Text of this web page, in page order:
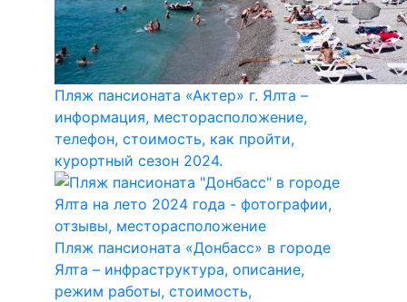
Пляж пансионата «Актер» г. Ялта –
информация, месторасположение,
телефон, стоимость, как пройти,
курортный сезон 2024.
Пляж пансионата «Донбасс» в городе
Ялта – инфраструктура, описание,
режим работы, стоимость,